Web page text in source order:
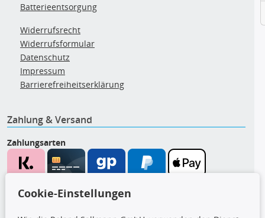
Batterieentsorgung
Widerrufsrecht
Widerrufsformular
Datenschutz
Impressum
Barrierefreiheitserklärung
Zahlung & Versand
Zahlungsarten
Cookie-Einstellungen